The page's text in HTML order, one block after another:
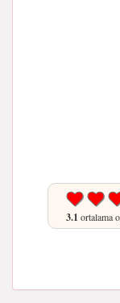
3.1 ortalama